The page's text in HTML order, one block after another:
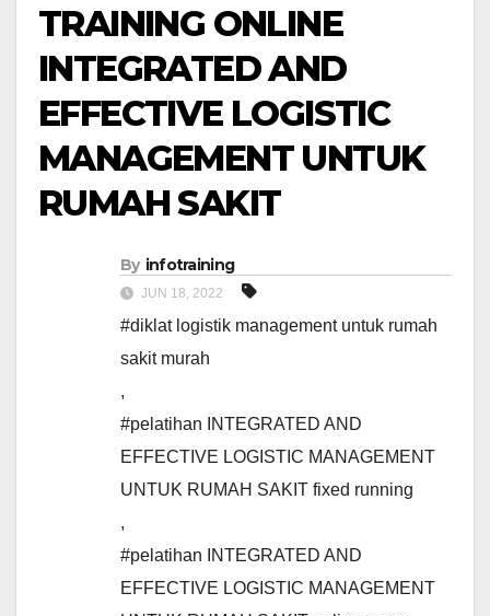
TRAINING ONLINE
INTEGRATED AND
EFFECTIVE LOGISTIC
MANAGEMENT UNTUK
RUMAH SAKIT
By infotraining
JUN 18, 2022
#diklat logistik management untuk rumah
sakit murah
,
#pelatihan INTEGRATED AND
EFFECTIVE LOGISTIC MANAGEMENT
UNTUK RUMAH SAKIT fixed running
,
#pelatihan INTEGRATED AND
EFFECTIVE LOGISTIC MANAGEMENT